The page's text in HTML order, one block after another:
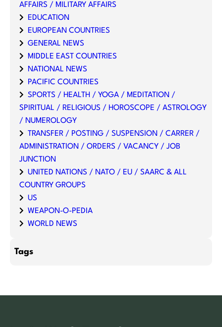
AFFAIRS / MILITARY AFFAIRS
EDUCATION
EUROPEAN COUNTRIES
GENERAL NEWS
MIDDLE EAST COUNTRIES
NATIONAL NEWS
PACIFIC COUNTRIES
SPORTS / HEALTH / YOGA / MEDITATION /
SPIRITUAL / RELIGIOUS / HOROSCOPE / ASTROLOGY
/ NUMEROLOGY
TRANSFER / POSTING / SUSPENSION / CARRER /
ADMINISTRATION / ORDERS / VACANCY / JOB
JUNCTION
UNITED NATIONS / NATO / EU / SAARC & ALL
COUNTRY GROUPS
US
WEAPON-O-PEDIA
WORLD NEWS
Tags